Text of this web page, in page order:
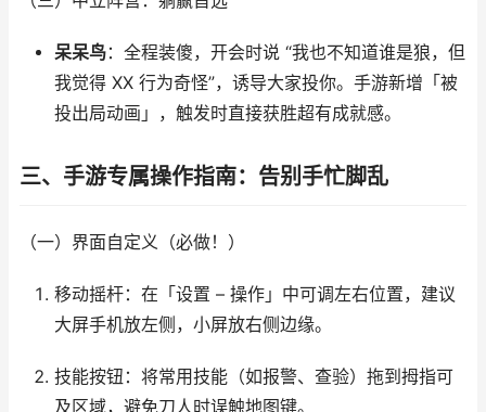
呆呆鸟：全程装傻，开会时说 “我也不知道谁是狼，但
我觉得 XX 行为奇怪”，诱导大家投你。手游新增「被
投出局动画」，触发时直接获胜超有成就感。​
三、手游专属操作指南：告别手忙脚乱​
（一）界面自定义（必做！）​
移动摇杆：在「设置 – 操作」中可调左右位置，建议
大屏手机放左侧，小屏放右侧边缘。​
技能按钮：将常用技能（如报警、查验）拖到拇指可
及区域，避免刀人时误触地图键。​